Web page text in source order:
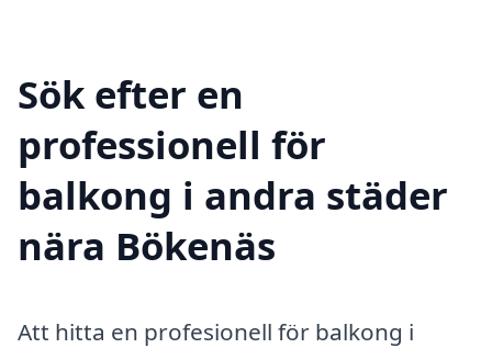
Sök efter en
professionell för
balkong i andra städer
nära Bökenäs
Att hitta en profesionell för balkong i